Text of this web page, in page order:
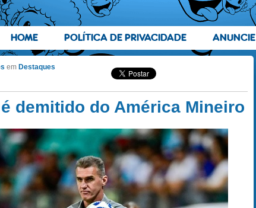
HOME POLÍTICA DE PRIVACIDADE ANUNCIE
em Destaques
demitido do América Mineiro